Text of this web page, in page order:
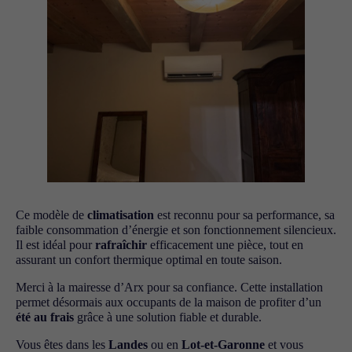
Ce modèle de climatisation est reconnu pour sa performance, sa
faible consommation d’énergie et son fonctionnement silencieux.
Il est idéal pour rafraîchir efficacement une pièce, tout en
assurant un confort thermique optimal en toute saison.
Merci à la mairesse d’Arx pour sa confiance. Cette installation
permet désormais aux occupants de la maison de profiter d’un
été au frais grâce à une solution fiable et durable.
Vous êtes dans les Landes ou en Lot-et-Garonne et vous